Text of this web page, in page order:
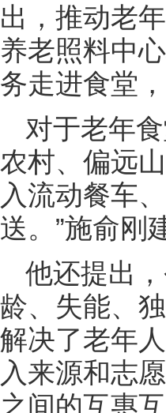
出，推动老
养老照料中
务走进食堂
对于老年
农村、偏远
入流动餐车
送。”施俞刚
他还提出
龄、失能、
解决了老年
入来源和志
之间的互惠